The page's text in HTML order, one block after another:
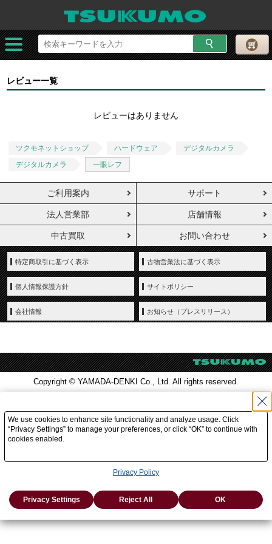
レビュー一覧
レビューはありません
ツクモネットショップ ハードウェア
デジタルカメラ
デジタルカメラ
一眼レフ
ご利用案内 サポート
法人営業部 店舗情報
中古買取 お問い合わせ
特定商取引に基づく表示 古物営業法に基づく表示
個人情報保護方針 サイトポリシー
会社情報 お知らせ（プレスリリース）
Copyright © YAMADA-DENKI Co., Ltd. All rights reserved.
We use cookies to enhance site functionality and analyze usage. Click
“Privacy Settings” to manage your preferences, or click “OK” to continue with
cookies enabled.
Privacy Policy
Privacy Settings Reject All OK